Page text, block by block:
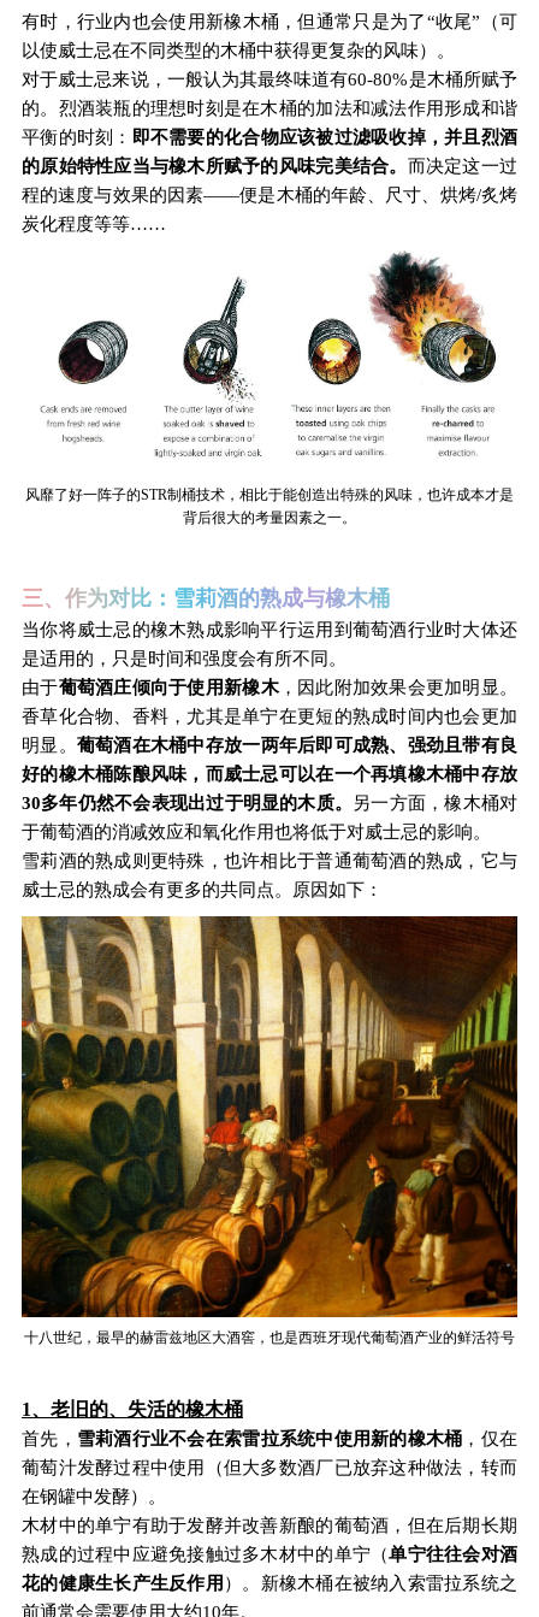
有时，行业内也会使用新橡木桶，但通常只是为了“收尾”（可
以使威士忌在不同类型的木桶中获得更复杂的风味）。
对于威士忌来说，一般认为其最终味道有60-80%是木桶所赋予
的。烈酒装瓶的理想时刻是在木桶的加法和减法作用形成和谐
平衡的时刻： 即不需要的化合物应该被过滤吸收掉，并且烈酒
的原始特性应当与橡木所赋予的风味完美结合。 而决定这一过
程的速度与效果的因素——便是木桶的年龄、尺寸、烘烤/炙烤
炭化程度等等……
风靡了好一阵子的STR制桶技术，相比于能创造出特殊的风味，也许成本才是
背后很大的考量因素之一。
三、作为对比：雪莉酒的熟成与橡木桶
当你将威士忌的橡木熟成影响平行运用到葡萄酒行业时大体还
是适用的，只是时间和强度会有所不同。
由于葡萄酒庄倾向于使用新橡木，因此附加效果会更加明显。
香草化合物、香料，尤其是单宁在更短的熟成时间内也会更加
明显。 葡萄酒在木桶中存放一两年后即可成熟、强劲且带有良
好的橡木桶陈酿风味，而威士忌可以在一个再填橡木桶中存放
30多年仍然不会表现出过于明显的木质。
另一方面，橡木桶对
于葡萄酒的消减效应和氧化作用也将低于对威士忌的影响。
雪莉酒的熟成则更特殊，也许相比于普通葡萄酒的熟成，它与
威士忌的熟成会有更多的共同点。原因如下：
十八世纪，最早的赫雷兹地区大酒窖，也是西班牙现代葡萄酒产业的鲜活符号
1、老旧的、失活的橡木桶
首先， 雪莉酒行业不会在索雷拉系统中使用新的橡木桶 ，仅在
葡萄汁发酵过程中使用（但大多数酒厂已放弃这种做法，转而
在钢罐中发酵）。
木材中的单宁有助于发酵并改善新酿的葡萄酒，但在后期长期
熟成的过程中应避免接触过多木材中的单宁（单宁往往会对酒
花的健康生长产生反作用 ）。新橡木桶在被纳入索雷拉系统之
前通常会需要使用大约10年。